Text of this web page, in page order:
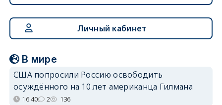
Личный кабинет
В мире
США попросили Россию освободить
осуждённого на 10 лет американца Гилмана
16:40 2 136